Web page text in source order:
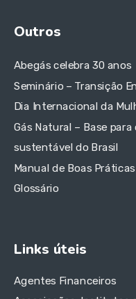
Outros
Abegás celebra 30 anos
Seminário – Transição
Dia Internacional da
Gás Natural – Base
sustentável do Brasil
Manual de Boas Práticas
Glossário
Links úteis
Agentes Financeiros